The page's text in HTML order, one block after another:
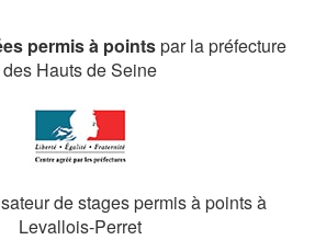
permis à pointspar la préfecture
des Hauts de Seine
de stages permis à points à
Levallois-Perret